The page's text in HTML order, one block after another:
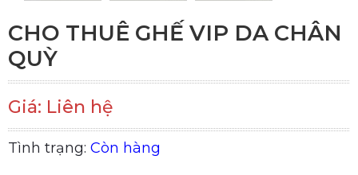
CHO THUÊ GHẾ VIP DA CHÂN
QUỲ
Giá: Liên hệ
Tình trạng: Còn hàng